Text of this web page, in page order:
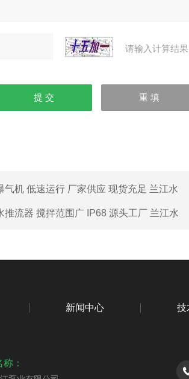
请输入计算结
气机 低速运行 厂家供应 现货充足 兰江水
推流器 搅拌范围广 IP68 源头工厂 兰江水
新闻中心 技
：